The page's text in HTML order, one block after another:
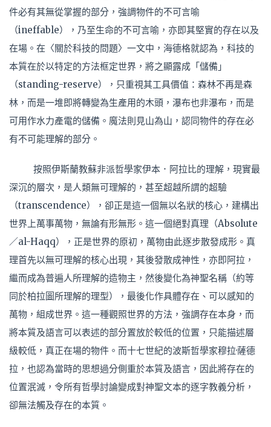
件必有其無從掌握的部分，強調物件的不可言喻
（ineffable），乃至生命的不可言喻，亦即其堅實的存在以及
在場。在〈關於科技的問題〉一文中，海德格就認為，科技的
本質在於以特定的方法框定世界，將之顯露成「儲備」
（standing-reserve），只重視其工具價值：森林不再是森
林，而是一堆即將轉變為生產用的木頭，瀑布也非瀑布，而是
可用作水力產電的儲備。魔法則見山為山，認同物件的存在必
有不可能理解的部分。
按照伊斯蘭教蘇非派哲學家伊本．阿拉比的理解，現實最
深沉的層次，是人類無可理解的，甚至超越所謂的超驗
（transcendence），卻正是這一個無以名狀的核心，建構出
世界上萬事萬物，無論有形無形。這一個絕對真理（Absolute
／al-Haqq），正是世界的原初，萬物由此逐步散發成形。真
理首先以無可理解的核心出現，其後發散成神性，亦即阿拉，
繼而成為普遍人所理解的造物主，然後變化為神聖名稱（約等
同於柏拉圖所理解的理型），最後化作具體存在、可以感知的
萬物，組成世界。這一種觀照世界的方法，強調存在本身，而
將本質及語言可以表述的部分置放於較低的位置，只能描述層
級較低，真正在場的物件。而十七世紀的波斯哲學家穆拉·薩德
拉，也認為當時的思想過分側重於本質及語言，因此將存在的
位置泯滅，令所有哲學討論變成對神聖文本的逐字教義分析，
卻無法觸及存在的本質。